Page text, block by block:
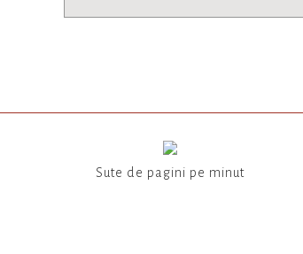
Sute de pagini pe minut